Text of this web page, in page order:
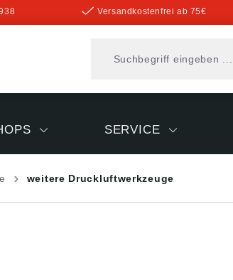
Versandkostenfrei ab 75€
SERVICE
weitere Druckluftwerkzeuge